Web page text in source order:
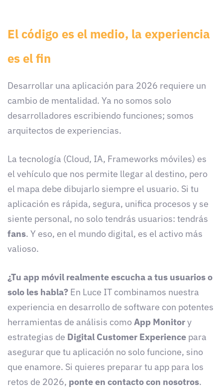
El código es el medio, la experiencia
es el fin
Desarrollar una aplicación para 2026 requiere un
cambio de mentalidad. Ya no somos solo
desarrolladores escribiendo funciones; somos
arquitectos de experiencias.
La tecnología (Cloud, IA, Frameworks móviles) es
el vehículo que nos permite llegar al destino, pero
el mapa debe dibujarlo siempre el usuario. Si tu
aplicación es rápida, segura, unifica procesos y se
siente personal, no solo tendrás usuarios: tendrás
fans. Y eso, en el mundo digital, es el activo más
valioso.
¿Tu app móvil realmente escucha a tus usuarios o
solo les habla? En Luce IT combinamos nuestra
experiencia en desarrollo de software con potentes
herramientas de análisis comoApp Monitory
estrategias de Digital Customer Experience para
asegurar que tu aplicación no solo funcione, sino
que enamore. Si quieres preparar tu app para los
retos de 2026, ponte en contacto con nosotros.